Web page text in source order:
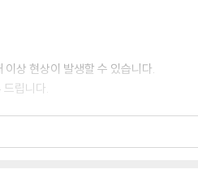
상 현상이 발생할 수 있습니다.
립니다.